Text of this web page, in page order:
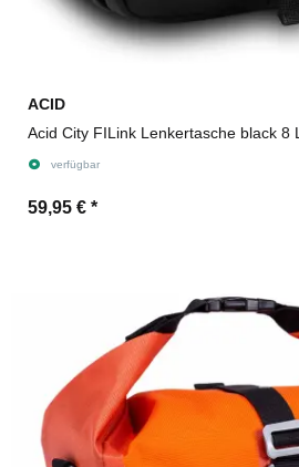
ACID
Acid City FILink Lenkertasche black 8 L
verfügbar
59,95 € *